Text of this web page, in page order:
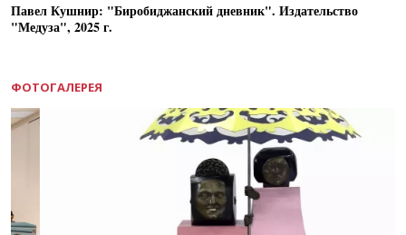
Павел Кушнир: "Биробиджанский дневник". Издательство
"Медуза", 2025 г.
ФОТОГАЛЕРЕЯ